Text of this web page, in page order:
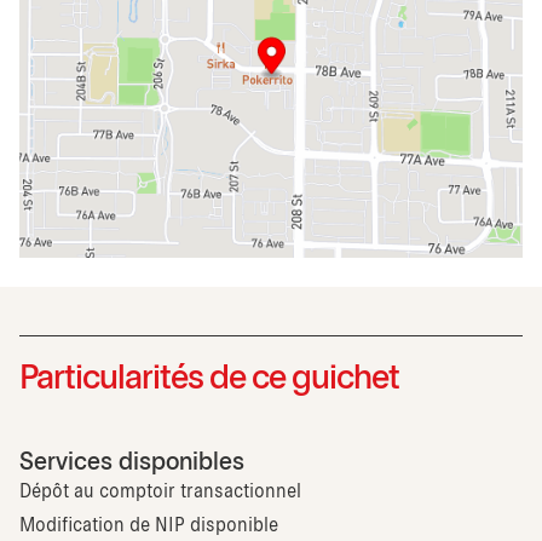
Particularités de ce guichet
Services disponibles
Dépôt au comptoir transactionnel
Modification de NIP disponible